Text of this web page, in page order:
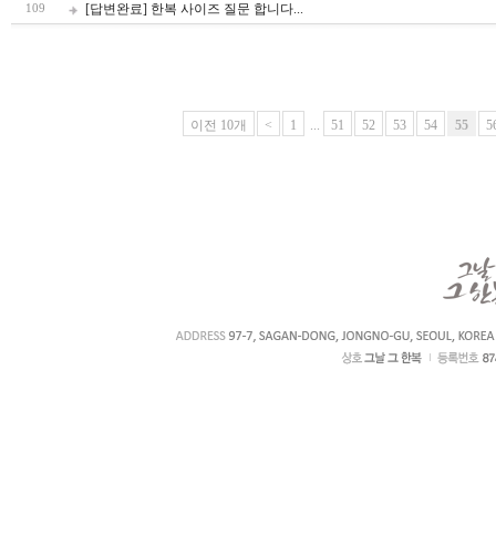
109 [답변완료] 한복 사이즈 질문 합니다...
이전 10개 < 1 ... 51 52 53 54 55